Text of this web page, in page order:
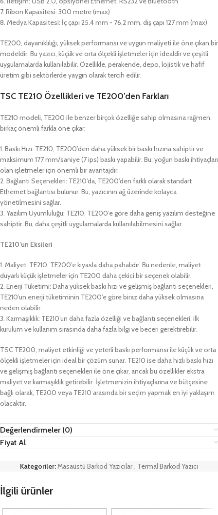
7. Ribon Kapasitesi: 300 metre (max)
8. Medya Kapasitesi: İç çapı 25.4 mm - 76.2 mm, dış çapı 127 mm (max)
TE200, dayanıklılığı, yüksek performansı ve uygun maliyeti ile öne çıkan bir
modeldir. Bu yazıcı, küçük ve orta ölçekli işletmeler için idealdir ve çeşitli
uygulamalarda kullanılabilir. Özellikle, perakende, depo, lojistik ve hafif
üretim gibi sektörlerde yaygın olarak tercih edilir.
TSC TE210 Özellikleri ve TE200’den Farkları
TE210 modeli, TE200 ile benzer birçok özelliğe sahip olmasına rağmen,
birkaç önemli farkla öne çıkar:
1. Baskı Hızı: TE210, TE200’den daha yüksek bir baskı hızına sahiptir ve
maksimum 177 mm/saniye (7 ips) baskı yapabilir. Bu, yoğun baskı ihtiyaçları
olan işletmeler için önemli bir avantajdır.
2. Bağlantı Seçenekleri: TE210’da, TE200’den farklı olarak standart
Ethernet bağlantısı bulunur. Bu, yazıcının ağ üzerinde kolayca
yönetilmesini sağlar.
3. Yazılım Uyumluluğu: TE210, TE200’e göre daha geniş yazılım desteğine
sahiptir. Bu, daha çeşitli uygulamalarda kullanılabilmesini sağlar.
TE210’un Eksileri
1. Maliyet: TE210, TE200’e kıyasla daha pahalıdır. Bu nedenle, maliyet
duyarlı küçük işletmeler için TE200 daha çekici bir seçenek olabilir.
2. Enerji Tüketimi: Daha yüksek baskı hızı ve gelişmiş bağlantı seçenekleri,
TE210’un enerji tüketiminin TE200’e göre biraz daha yüksek olmasına
neden olabilir.
3. Karmaşıklık: TE210’un daha fazla özelliği ve bağlantı seçenekleri, ilk
kurulum ve kullanım sırasında daha fazla bilgi ve beceri gerektirebilir.
TSC TE200, maliyet etkinliği ve yeterli baskı performansı ile küçük ve orta
ölçekli işletmeler için ideal bir çözüm sunar. TE210 ise daha hızlı baskı hızı
ve gelişmiş bağlantı seçenekleri ile öne çıkar, ancak bu özellikler ekstra
maliyet ve karmaşıklık getirebilir. İşletmenizin ihtiyaçlarına ve bütçesine
bağlı olarak, TE200 veya TE210 arasında bir seçim yapmak en iyi yaklaşım
olacaktır.
Değerlendirmeler (0)
Fiyat Al
Kategoriler:Masaüstü Barkod Yazıcılar, Termal Barkod Yazıcı
İlgili ürünler